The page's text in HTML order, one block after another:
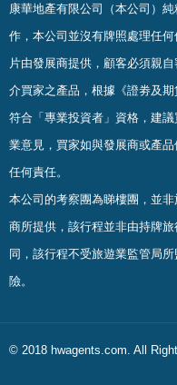
康華地產有限公司（本公司）
作，本公司並沒有牌照處理任何
片由發展商提供，顧客必須親
介買家之產品，根據《證劵及
符合「專業投資者」資格，建
業意見，買家如與發展商或產
任何責任。
本公司的考察團為睇樓團，並
商所提供，該行程並非由持牌
同，該行程不受旅遊業監管局
險。
© 2018 hwagents.com. All